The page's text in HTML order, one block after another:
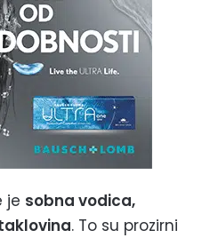
je sobna vodica,
. To su prozirni